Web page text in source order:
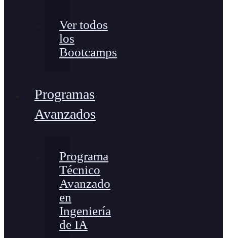
Ver todos
los
Bootcamps
Programas
Avanzados
Programa
Técnico
Avanzado
en
Ingeniería
de IA